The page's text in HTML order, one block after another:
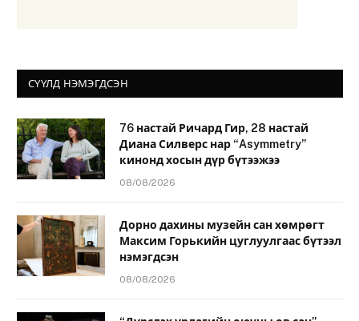
СҮҮЛД НЭМЭГДСЭН
76 настай Ричард Гир, 28 настай
Диана Силверс нар “Asymmetry”
кинонд хосын дүр бүтээжээ
08/08/2026
Дорно дахины музейн сан хөмрөгт
Максим Горькийн цуглуулгаас бүтээл
нэмэгдсэн
08/08/2026